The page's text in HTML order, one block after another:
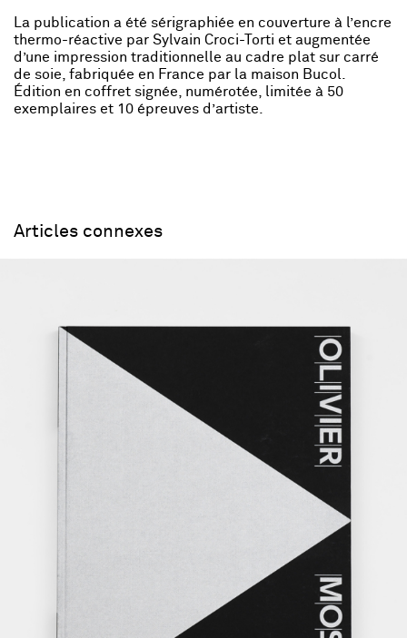
La publication a été sérigraphiée en couverture à l’encre
thermo-réactive par Sylvain Croci-Torti et augmentée
d’une impression traditionnelle au cadre plat sur carré
de soie, fabriquée en France par la maison Bucol.
Édition en coffret signée, numérotée, limitée à 50
exemplaires et 10 épreuves d’artiste.
Articles connexes